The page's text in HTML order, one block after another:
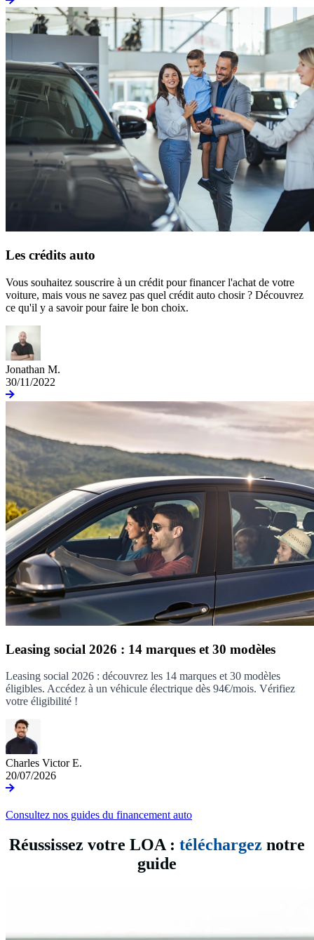
Les crédits auto
Vous souhaitez souscrire à un crédit pour financer l'achat de votre
voiture, mais vous ne savez pas quel crédit auto chosir ? Découvrez
ce qu'il y a savoir pour faire le bon choix.
Jonathan M.
30/11/2022
Leasing social 2026 : 14 marques et 30 modèles
Leasing social 2026 : découvrez les 14 marques et 30 modèles
éligibles. Accédez à un véhicule électrique dès 94€/mois. Vérifiez
votre éligibilité !
Charles Victor E.
20/07/2026
Consultez nos guides du financement auto
Réussissez votre LOA : téléchargez notre
guide